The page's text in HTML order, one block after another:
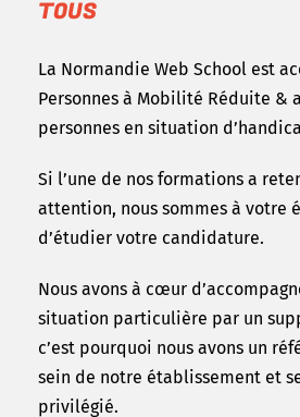
TOUS
La Normandie Web School est
Personnes à Mobilité Réduite &
personnes en situation
Si l’une de nos formations a
attention, nous sommes à votre
d’étudier votre candidature.
Nous avons à cœur
situation particulière par un
c’est pourquoi nous avons un
sein de notre établissement et
privilégié.